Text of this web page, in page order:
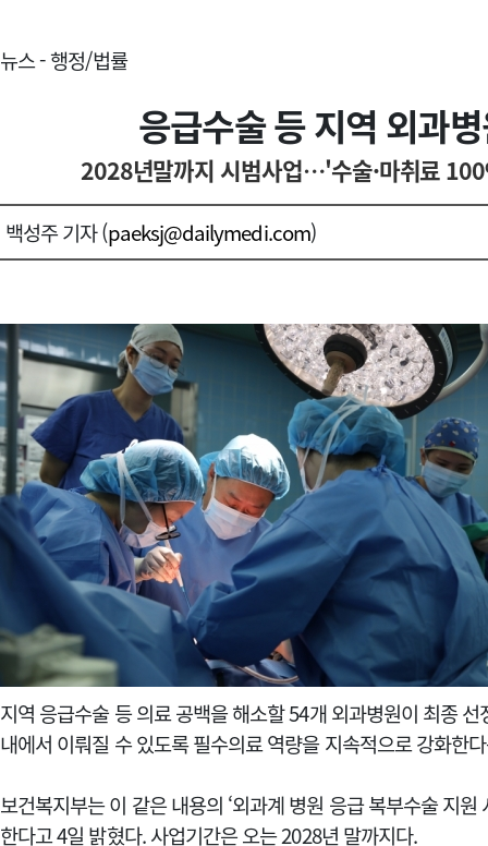
뉴스 - 행정/법률
응급수술 등 지역 외과
2028년말까지 시범사업…'수술·마취료
백성주 기자 (paeksj@dailymedi.com)
지역 응급수술 등 의료 공백을 해소할 54개 외과병원이 최종
내에서 이뤄질 수 있도록 필수의료 역량을 지속적으로 강화한
보건복지부는 이 같은 내용의 ‘외과계 병원 응급 복부수술 지
한다고 4일 밝혔다. 사업기간은 오는 2028년 말까지다.